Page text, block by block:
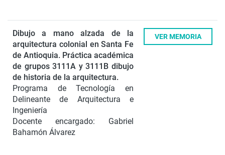
Dibujo a mano alzada de la
arquitectura colonial en Santa Fe
de Antioquia. Práctica académica
de grupos 3111A y 3111B dibujo
de historia de la arquitectura.
Programa de Tecnología en
Delineante de Arquitectura e
Ingeniería
Docente encargado: Gabriel
Bahamón Álvarez
VER MEMORIA